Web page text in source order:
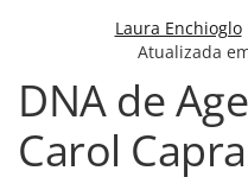
Laura Enchioglo
Atualizada
DNA de
Carol